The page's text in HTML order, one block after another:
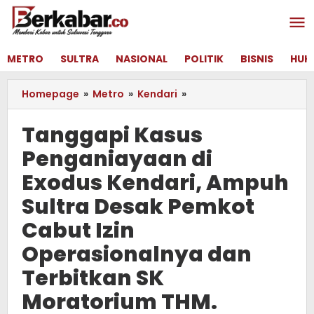
Lewati
konten
METRO
SULTRA NASIONAL POLITIK BISNIS
Homepage » Metro » Kendari »
Kasus
di
Exodus
Kendari,
Ampuh
Sultra
Desak
Izin
Terbitkan
Tanggapi Kasus
Penganiayaan di
Exodus Kendari, Ampuh
Sultra Desak Pemkot
Cabut Izin
Operasionalnya dan
Terbitkan SK
Moratorium THM.